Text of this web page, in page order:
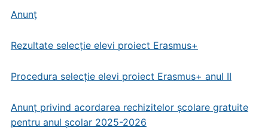
Anunț
Rezultate selecție elevi proiect Erasmus+
Procedura selecție elevi proiect Erasmus+ anul II
Anunț privind acordarea rechizitelor școlare gratuite
pentru anul școlar 2025-2026